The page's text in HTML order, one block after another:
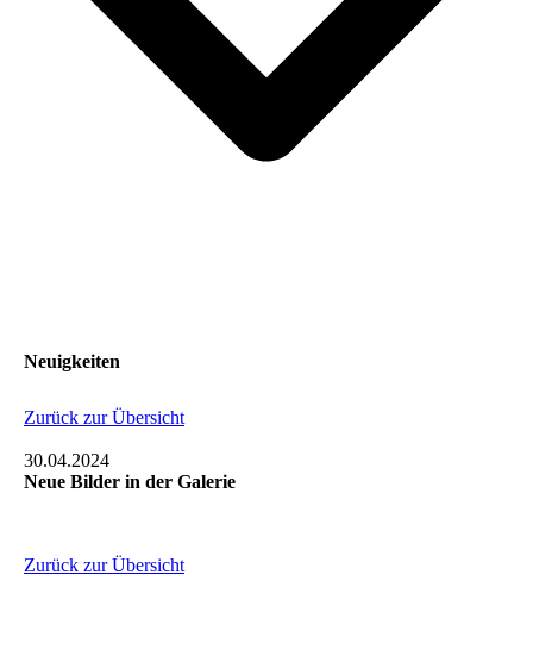
Neuigkeiten
Zurück zur Übersicht
30.04.2024
Neue Bilder in der Galerie
Zurück zur Übersicht